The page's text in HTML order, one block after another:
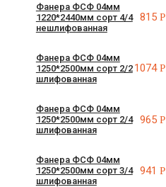
Фанера ФСФ 04мм
1220*2440мм сорт 4/4
нешлифованная
815Р
Фанера ФСФ 04мм
1250*2500мм сорт 2/2
шлифованная
1074Р
Фанера ФСФ 04мм
1250*2500мм сорт 2/4
шлифованная
965Р
Фанера ФСФ 04мм
1250*2500мм сорт 3/4
шлифованная
941Р